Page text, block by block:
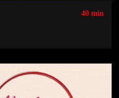
40 min